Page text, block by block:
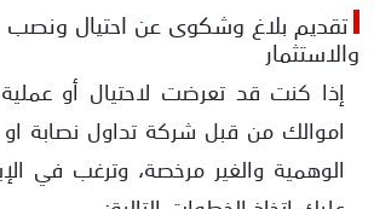
تقديم بلاغ وشكوى عن احتيال ونصب
والاستثمار
إذا كنت قد تعرضت لاحتيال أو
اموالك من قبل شركة تداول نصابة
الوهمية والغير مرخصة، وترغب في